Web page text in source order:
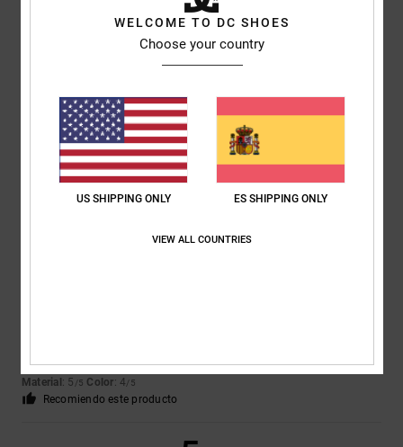
5/5
24. febrero 2026
Excelente precio, excelente calidad
Mostrar original - English
Relación calidad-precio: 5/5 Talla : Talla perfecta
Recomiendo este producto
5/5
Comodidad: 5/5 Relación calidad-precio: 4/5 Talla: Talla perfecta
Material : 5 /5 Color: 4/5
Recomiendo este producto
WELCOME TO DC SHOES
Choose your country
US SHIPPING ONLY ES SHIPPING ONLY
VIEW ALL COUNTRIES